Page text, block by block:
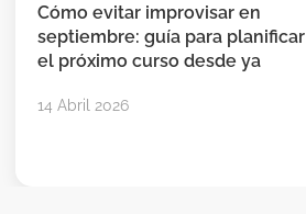
Cómo evitar improvisar en
septiembre: guía para planificar
el próximo curso desde ya
14 Abril 2026